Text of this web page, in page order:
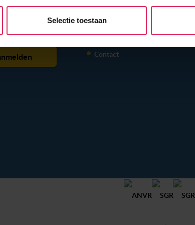
te analyseren. Ook delen we informatie
voor social media, adverteren en analyse. Onze
op de lichtblauwe knop linksonder in beeld en kies
cookie aangeven of je die wel of niet wilt toestaan.
Selectie toestaan
INFORMATIE
Contact